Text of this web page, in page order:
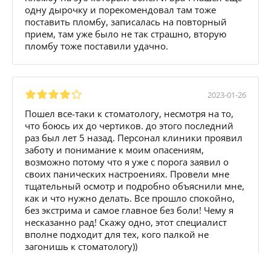
одну дырочку и порекомендовал там тоже
поставить пломбу, записалась на повторный
прием, там уже было не так страшно, вторую
пломбу тоже поставили удачно.
2023-01-26
Пошел все-таки к стоматологу, несмотря на то,
что боюсь их до чертиков. до этого последний
раз был лет 5 назад. Персонал клиники проявил
заботу и понимание к моим опасениям,
возможно потому что я уже с порога заявил о
своих панических настроениях. Провели мне
тщательный осмотр и подробно объяснили мне,
как и что нужно делать. Все прошло спокойно,
без экстрима и самое главное без боли! Чему я
несказанно рад! Скажу одно, этот специалист
вполне подходит для тех, кого палкой не
загонишь к стоматологу))